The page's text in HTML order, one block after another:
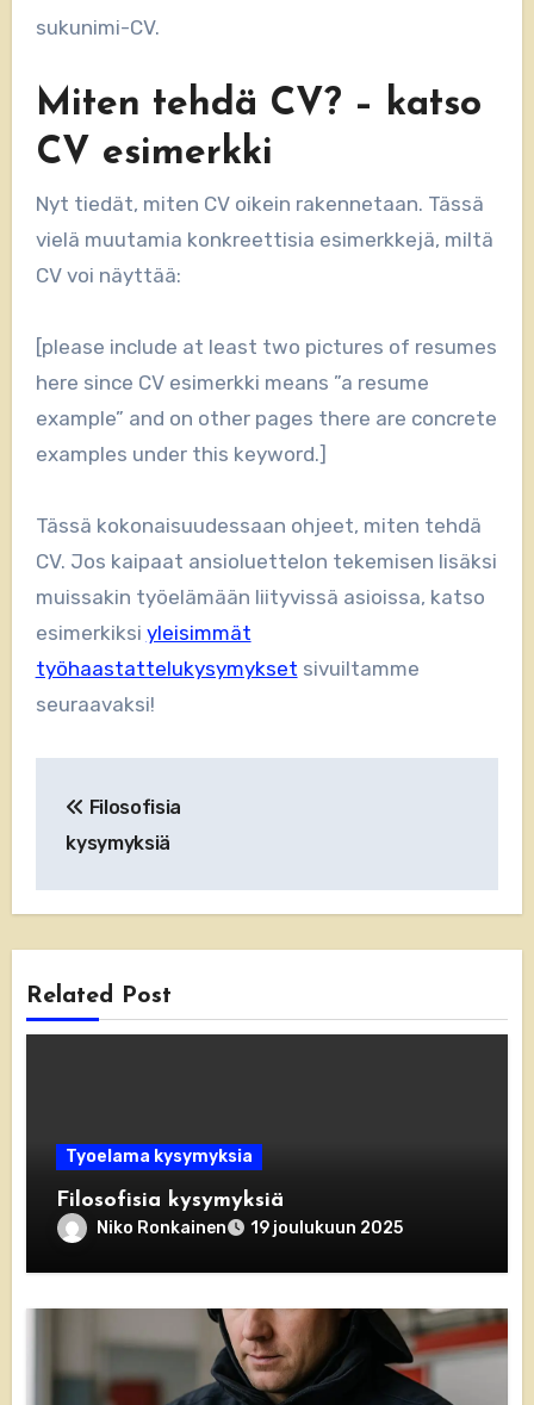
sukunimi-CV.
Miten tehdä CV? – katso
CV esimerkki
Nyt tiedät, miten CV oikein rakennetaan. Tässä
vielä muutamia konkreettisia esimerkkejä, miltä
CV voi näyttää:
[please include at least two pictures of resumes
here since CV esimerkki means ”a resume
example” and on other pages there are concrete
examples under this keyword.]
Tässä kokonaisuudessaan ohjeet, miten tehdä
CV. Jos kaipaat ansioluettelon tekemisen lisäksi
muissakin työelämään liityvissä asioissa, katso
esimerkiksi yleisimmät
työhaastattelukysymykset sivuiltamme
seuraavaksi!
selaus
Filosofisia
kysymyksiä
Related Post
Tyoelama kysymyksia
Filosofisia kysymyksiä
Niko Ronkainen 19 joulukuun 2025